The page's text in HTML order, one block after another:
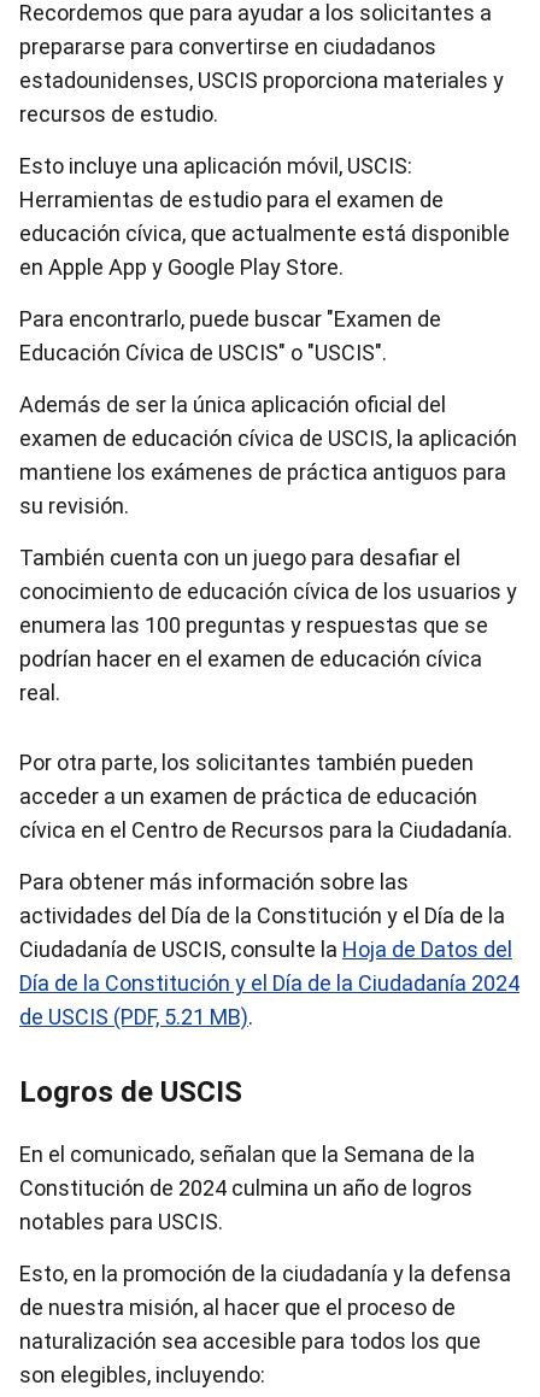
Recordemos que para ayudar a los solicitantes a
prepararse para convertirse en ciudadanos
estadounidenses, USCIS proporciona materiales y
recursos de estudio.
Esto incluye una aplicación móvil, USCIS:
Herramientas de estudio para el examen de
educación cívica, que actualmente está disponible
en Apple App y Google Play Store.
Para encontrarlo, puede buscar "Examen de
Educación Cívica de USCIS" o "USCIS".
Además de ser la única aplicación oficial del
examen de educación cívica de USCIS, la aplicación
mantiene los exámenes de práctica antiguos para
su revisión.
También cuenta con un juego para desafiar el
conocimiento de educación cívica de los usuarios y
enumera las 100 preguntas y respuestas que se
podrían hacer en el examen de educación cívica
real.
Por otra parte, los solicitantes también pueden
acceder a un examen de práctica de educación
cívica en el Centro de Recursos para la Ciudadanía.
Para obtener más información sobre las
actividades del Día de la Constitución y el Día de la
Ciudadanía de USCIS, consulte la Hoja de Datos del
Día de la Constitución y el Día de la Ciudadanía 2024
de USCIS (PDF, 5.21 MB).
Logros de USCIS
En el comunicado, señalan que la Semana de la
Constitución de 2024 culmina un año de logros
notables para USCIS.
Esto, en la promoción de la ciudadanía y la defensa
de nuestra misión, al hacer que el proceso de
naturalización sea accesible para todos los que
son elegibles, incluyendo: